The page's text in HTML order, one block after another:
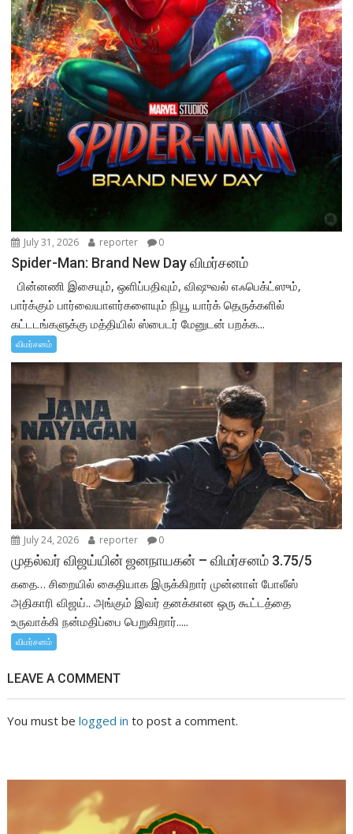
July 31, 2026 reporter 0
Spider-Man: Brand New Day விமர்சனம்
பின்னணி இசையும், ஒளிப்பதிவும், விஷுவல் எஃபெக்ட்ஸும்,
பார்க்கும் பார்வையாளர்களையும் நியூ யார்க் தெருக்களில்
கட்டடங்களுக்கு மத்தியில் ஸ்பைடர் மேனுடன் பறக்க...
விமர்சனம்
July 24, 2026 reporter 0
முதல்வர் விஜய்யின் ஜனநாயகன் – விமர்சனம் 3.75/5
கதை… சிறையில் கைதியாக இருக்கிறார் முன்னாள் போலீஸ்
அதிகாரி விஜய்.. அங்கும் இவர் தனக்கான ஒரு கூட்டத்தை
உருவாக்கி நன்மதிப்பை பெறுகிறார்.....
விமர்சனம்
LEAVE A COMMENT
You must belogged in to post a comment.